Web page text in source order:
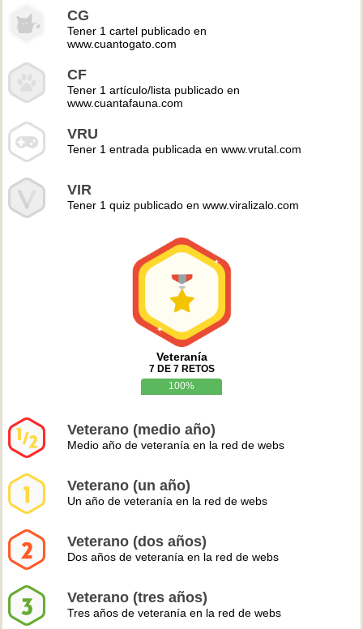
CG
Tener 1 cartel publicado en
www.cuantogato.com
CF
Tener 1 artículo/lista publicado en
www.cuantafauna.com
VRU
Tener 1 entrada publicada en www.vrutal.com
VIR
Tener 1 quiz publicado en www.viralizalo.com
Veteranía
7 DE 7 RETOS
100%
Veterano (medio año)
Medio año de veteranía en la red de webs
Veterano (un año)
Un año de veteranía en la red de webs
Veterano (dos años)
Dos años de veteranía en la red de webs
Veterano (tres años)
Tres años de veteranía en la red de webs